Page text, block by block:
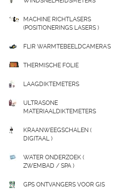
MACHINE RICHTLASERS
(POSITIONERINGS LASERS )
FLIR WARMTEBEELDCAMERA'S
THERMISCHE FOLIE
LAAGDIKTEMETERS
ULTRASONE
MATERIAALDIKTEMETERS
KRAANWEEGSCHALEN (
DIGITAAL )
WATER ONDERZOEK (
ZWEMBAD / SPA )
GPS ONTVANGERS VOOR GIS